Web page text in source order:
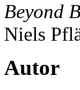
Beyond
Niels
Autor